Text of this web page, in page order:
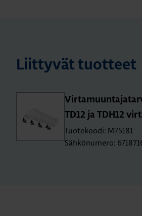
Liittyvät tuotteet
TD12 ja TDH12
Tuotekoodi: M75181
Sähkönumero: